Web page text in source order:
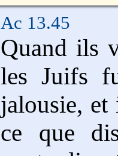
Ac 13.45
Quand ils
les Juifs
jalousie, et
ce que